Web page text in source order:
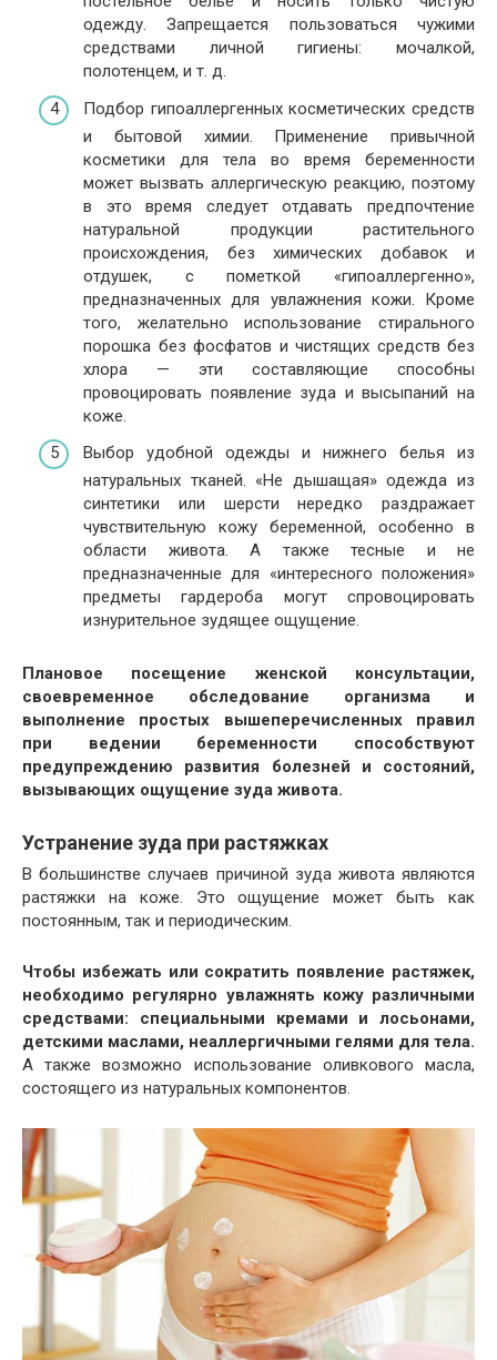
одежду. Запрещается пользоваться чужими
средствами личной гигиены: мочалкой,
полотенцем, и т. д.
Подбор гипоаллергенных косметических средств
и бытовой химии. Применение привычной
косметики для тела во время беременности
может вызвать аллергическую реакцию, поэтому
в это время следует отдавать предпочтение
натуральной продукции растительного
происхождения, без химических добавок и
отдушек, с пометкой «гипоаллергенно»,
предназначенных для увлажнения кожи. Кроме
того, желательно использование стирального
порошка без фосфатов и чистящих средств без
хлора — эти составляющие способны
провоцировать появление зуда и высыпаний на
коже.
Выбор удобной одежды и нижнего белья из
натуральных тканей. «Не дышащая» одежда из
синтетики или шерсти нередко раздражает
чувствительную кожу беременной, особенно в
области живота. А также тесные и не
предназначенные для «интересного положения»
предметы гардероба могут спровоцировать
изнурительное зудящее ощущение.
Плановое посещение женской консультации,
своевременное обследование организма и
выполнение простых вышеперечисленных правил
при ведении беременности способствуют
предупреждению развития болезней и состояний,
вызывающих ощущение зуда живота.
Устранение зуда при растяжках
В большинстве случаев причиной зуда живота являются
растяжки на коже. Это ощущение может быть как
постоянным, так и периодическим.
Чтобы избежать или сократить появление растяжек,
необходимо регулярно увлажнять кожу различными
средствами: специальными кремами и лосьонами,
детскими маслами, неаллергичными гелями для тела.
А также возможно использование оливкового масла,
состоящего из натуральных компонентов.